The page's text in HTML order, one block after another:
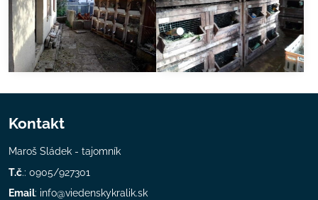
Kontakt
Maroš Sládek - tajomník
T.č.: 0905/927301
Email: info@viedenskykralik.sk